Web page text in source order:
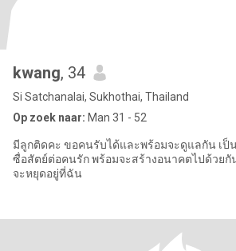
kwang, 34
Si Satchanalai, Sukhothai, Thailand
Op zoek naar: Man 31 - 52
มีลูกติดคะ ขอคนรับได้และพร้อมจะดูแลกัน เป็
ซื่อสัตย์ต่อคนรัก พร้อมจะสร้างอนาคตไปด้วยกั
จะหยุดอยู่ที่ฉัน